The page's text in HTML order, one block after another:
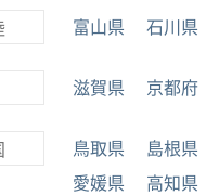
富山県 石川県
滋賀県 京都府
鳥取県 島根県
愛媛県
高知県